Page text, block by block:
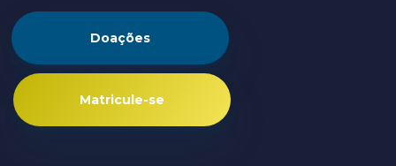
Doações
Matricule-se